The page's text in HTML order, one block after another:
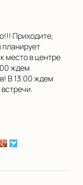
Приходите,
место в центре
ждем
В 13.00 ждем